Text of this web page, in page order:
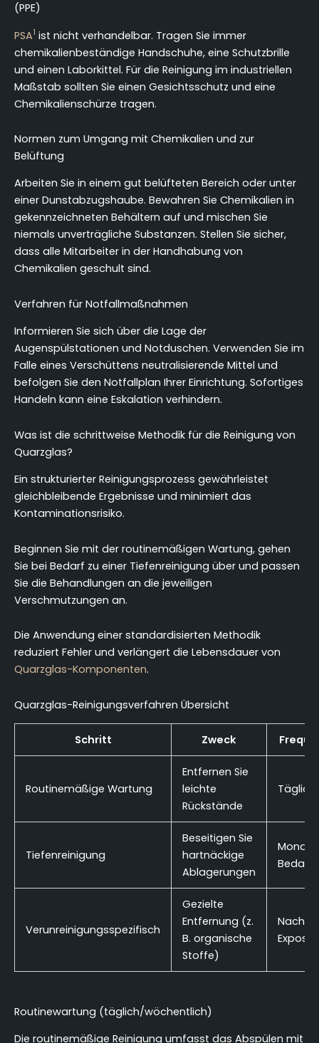
(PPE)
PSA1 ist nicht verhandelbar. Tragen Sie immer
chemikalienbeständige Handschuhe, eine Schutzbrille
und einen Laborkittel. Für die Reinigung im industriellen
Maßstab sollten Sie einen Gesichtsschutz und eine
Chemikalienschürze tragen.
Normen zum Umgang mit Chemikalien und zur
Belüftung
Arbeiten Sie in einem gut belüfteten Bereich oder unter
einer Dunstabzugshaube. Bewahren Sie Chemikalien in
gekennzeichneten Behältern auf und mischen Sie
niemals unverträgliche Substanzen. Stellen Sie sicher,
dass alle Mitarbeiter in der Handhabung von
Chemikalien geschult sind.
Verfahren für Notfallmaßnahmen
Informieren Sie sich über die Lage der
Augenspülstationen und Notduschen. Verwenden Sie im
Falle eines Verschüttens neutralisierende Mittel und
befolgen Sie den Notfallplan Ihrer Einrichtung. Sofortiges
Handeln kann eine Eskalation verhindern.
Was ist die schrittweise Methodik für die Reinigung von
Quarzglas?
Ein strukturierter Reinigungsprozess gewährleistet
gleichbleibende Ergebnisse und minimiert das
Kontaminationsrisiko.
Beginnen Sie mit der routinemäßigen Wartung, gehen
Sie bei Bedarf zu einer Tiefenreinigung über und passen
Sie die Behandlungen an die jeweiligen
Verschmutzungen an.
Die Anwendung einer standardisierten Methodik
reduziert Fehler und verlängert die Lebensdauer von
Quarzglas-Komponenten.
Quarzglas-Reinigungsverfahren Übersicht
Schritt Zweck
Routinemäßige Wartung
Entfernen Sie
leichte
Rückstände
Tiefenreinigung
Beseitigen Sie
hartnäckige
Ablagerungen
Bedarf
Verunreinigungsspezifisch
Gezielte
Entfernung (z.
B. organische
Stoffe)
Nach
Routinewartung (täglich/wöchentlich)
Die routinemäßige Reinigung umfasst das Abspülen mit